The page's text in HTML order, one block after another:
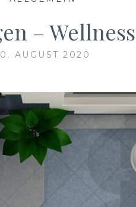
–
AUGUST 2020